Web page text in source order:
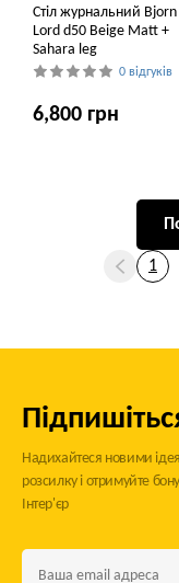
Стіл журнальний Bjorn
Lord d50 Beige Matt +
Sahara leg
0 відгуків
6,800 грн
1
Надихайтеся новими
розсилку і отримуйте
Інтер'єр